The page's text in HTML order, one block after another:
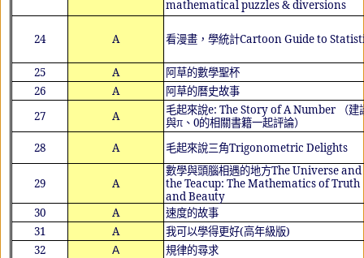
mathematical puzzles & diversions
24 A 看漫畫，學統計Cartoon Guide to
25 A
阿草的數學聖杯
26
A
阿草的曆史故事
27
A 毛起來說e: The Story of A Number
（建
與π、 0的相關書籍一起評論）
28
A 毛起來說三角Trigonometric Delights
29 A
數學與頭腦相遇的地方The Universe and
the Teacup: The Mathematics of Truth
and Beauty
30
A
速度的故事
31
A 我可以學得更好(高年級版)
32
Ａ
規律的尋求